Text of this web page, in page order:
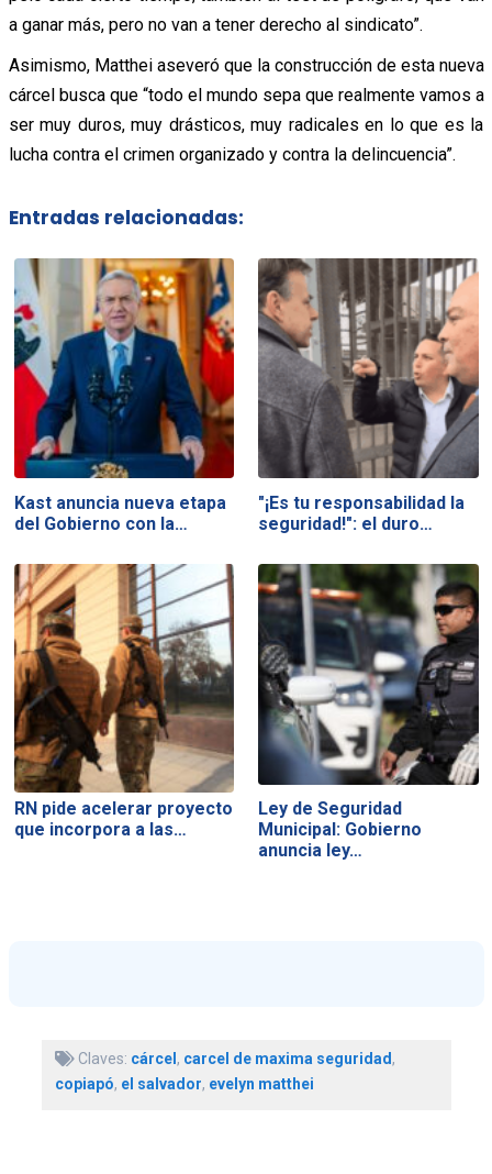
a ganar más, pero no van a tener derecho al sindicato”.
Asimismo, Matthei aseveró que la construcción de esta nueva
cárcel busca que “todo el mundo sepa que realmente vamos a
ser muy duros, muy drásticos, muy radicales en lo que es la
lucha contra el crimen organizado y contra la delincuencia”.
Entradas relacionadas:
Kast anuncia nueva etapa
del Gobierno con la…
"¡Es tu responsabilidad la
seguridad!": el duro…
RN pide acelerar proyecto
que incorpora a las…
Ley de Seguridad
Municipal: Gobierno
anuncia ley…
Claves: cárcel, carcel de maxima seguridad,
copiapó, el salvador, evelyn matthei